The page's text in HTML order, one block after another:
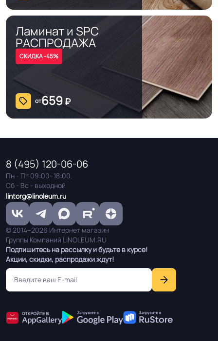
Ламинат и SPC
РАСПРОДАЖА
СКИДКА -45%
от659 ₽
Подпишитесь на рассылку и будьте в курсе!
Акции, скидки, распродажи ждут!
8 (495) 120-06-06
Пн - Пт 09:00–18:00.
Сб - Вс - выходной
lintorg@linoleum.ru
© 2014–2026 Интернет магазин
Группы Компаний LiNOLEUM.RU